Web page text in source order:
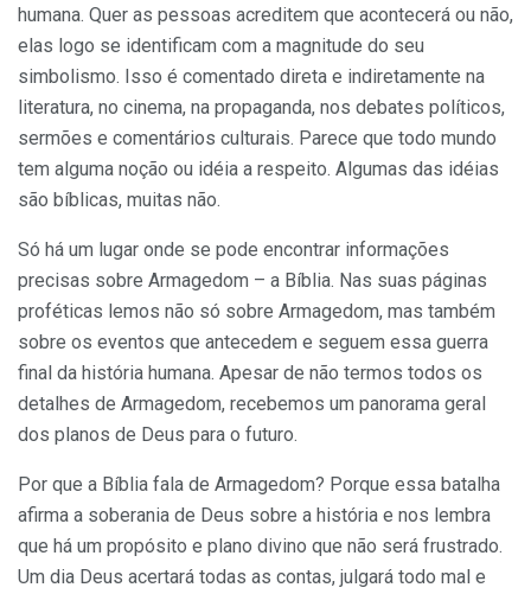
humana. Quer as pessoas acreditem que acontecerá ou não,
elas logo se identificam com a magnitude do seu
simbolismo. Isso é comentado direta e indiretamente na
literatura, no cinema, na propaganda, nos debates políticos,
sermões e comentários culturais. Parece que todo mundo
tem alguma noção ou idéia a respeito. Algumas das idéias
são bíblicas, muitas não.
Só há um lugar onde se pode encontrar informações
precisas sobre Armagedom – a Bíblia. Nas suas páginas
proféticas lemos não só sobre Armagedom, mas também
sobre os eventos que antecedem e seguem essa guerra
final da história humana. Apesar de não termos todos os
detalhes de Armagedom, recebemos um panorama geral
dos planos de Deus para o futuro.
Por que a Bíblia fala de Armagedom? Porque essa batalha
afirma a soberania de Deus sobre a história e nos lembra
que há um propósito e plano divino que não será frustrado.
Um dia Deus acertará todas as contas, julgará todo mal e